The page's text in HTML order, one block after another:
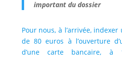
important du dossier
Pour nous, à l’arrivée,
de 80 euros à l’ouverture
d’une carte bancaire,